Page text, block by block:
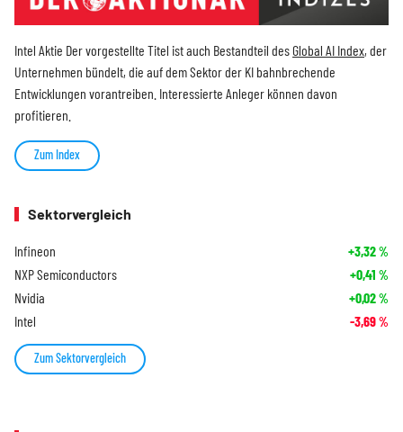
Intel Aktie Der vorgestellte Titel ist auch Bestandteil desGlobal AI Index, der
Unternehmen bündelt, die auf dem Sektor der KI bahnbrechende
Entwicklungen vorantreiben. Interessierte Anleger können davon
profitieren.
Zum Index
Sektorvergleich
Infineon +3,32%
NXP Semiconductors +0,41 %
Nvidia +0,02%
Intel -3,69%
Zum Sektorvergleich